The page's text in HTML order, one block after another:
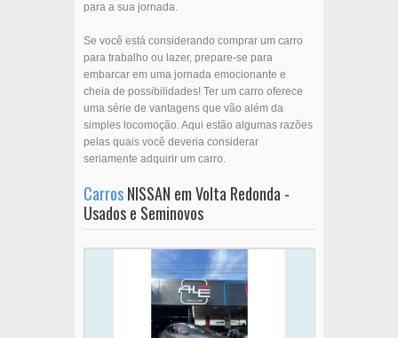
para a sua jornada.
Se você está considerando comprar um carro
para trabalho ou lazer, prepare-se para
embarcar em uma jornada emocionante e
cheia de possibilidades! Ter um carro oferece
uma série de vantagens que vão além da
simples locomoção. Aqui estão algumas razões
pelas quais você deveria considerar
seriamente adquirir um carro.
CarrosNISSAN em Volta Redonda -
Usados e Seminovos